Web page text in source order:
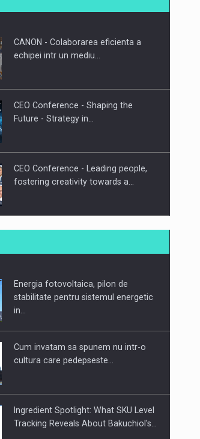
CANON - Colaborarea eficienta a
echipei intr un mediu…
CEO Conference - Shaping the
Future - Strategy in…
CEO Conference - Leading people,
fostering creativity towards a…
CEO Conference - Shaping The
Webinar - Business Evolution-
RETHINK STRATEGY-Finantare
Energia fotovoltaica, pilon de
stabilitate pentru sistemul energetic
in…
Cum invatam sa spunem nu intr-o
cultura care pedepseste…
Ingredient Spotlight: What SKU Level
Tracking Reveals About Bakuchiol's…